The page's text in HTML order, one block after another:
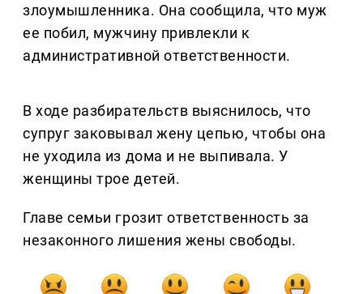
злоумышленника. Она сообщила, что муж
ее побил, мужчину привлекли к
административной ответственности.
В ходе разбирательств выяснилось, что
супруг заковывал жену цепью, чтобы она
не уходила из дома и не выпивала. У
женщины трое детей.
Главе семьи грозит ответственность за
незаконного лишения жены свободы.